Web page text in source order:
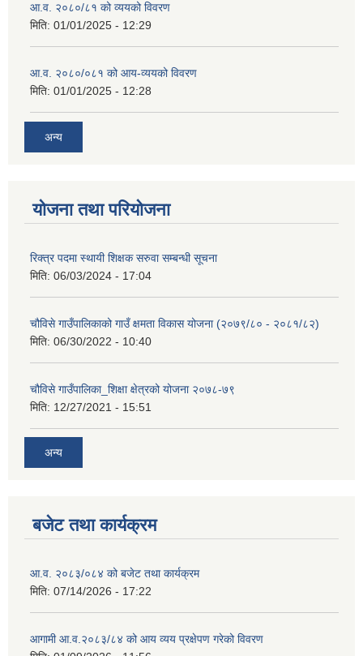
आ.व. २०८०/८१ को व्ययको विवरण
मिति: 01/01/2025 - 12:29
आ.व. २०८०/०८१ को आय-व्ययको विवरण
मिति: 01/01/2025 - 12:28
अन्य
योजना तथा परियोजना
रिक्त्र पदमा स्थायी शिक्षक सरुवा सम्बन्धी सूचना
मिति: 06/03/2024 - 17:04
चौविसे गाउँपालिकाको गाउँ क्षमता विकास योजना (२०७९/८० - २०८१/८२)
मिति: 06/30/2022 - 10:40
चौविसे गाउँपालिका_शिक्षा क्षेत्रको योजना २०७८-७९
मिति: 12/27/2021 - 15:51
अन्य
बजेट तथा कार्यक्रम
आ.व. २०८३/०८४ को बजेट तथा कार्यक्रम
मिति: 07/14/2026 - 17:22
आगामी आ.व.२०८३/८४ को आय व्यय प्रक्षेपण गरेको विवरण